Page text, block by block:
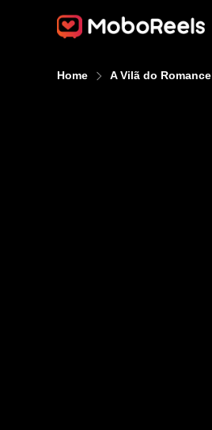
Home A Vilã do